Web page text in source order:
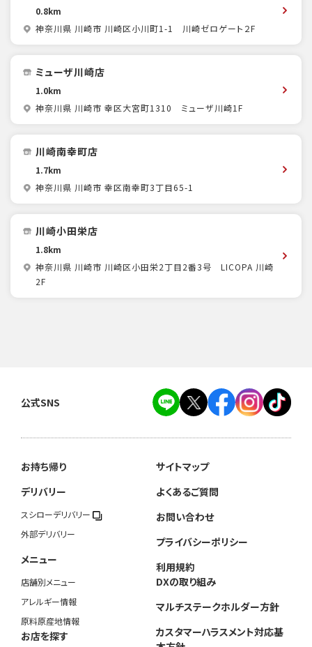
0.8km
神奈川県 川崎市 川崎区小川町1-1 川崎ゼロゲート２F
ミューザ川崎店
1.0km
神奈川県 川崎市 幸区大宮町1310 ミューザ川崎1F
川崎南幸町店
1.7km
神奈川県 川崎市 幸区南幸町3丁目65-1
川崎小田栄店
1.8km
神奈川県 川崎市 川崎区小田栄2丁目2番3号 LICOPA 川崎
2F
公式SNS
お持ち帰り
デリバリー
スシローデリバリー
外部デリバリー
メニュー
店舗別メニュー
アレルギー情報
原料原産地情報
お店を探す
サイトマップ
よくあるご質問
お問い合わせ
プライバシーポリシー
利用規約
DXの取り組み
マルチステークホルダー方針
カスタマーハラスメント対応基